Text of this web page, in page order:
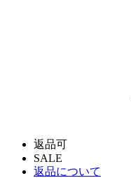
返品可
SALE
返品について